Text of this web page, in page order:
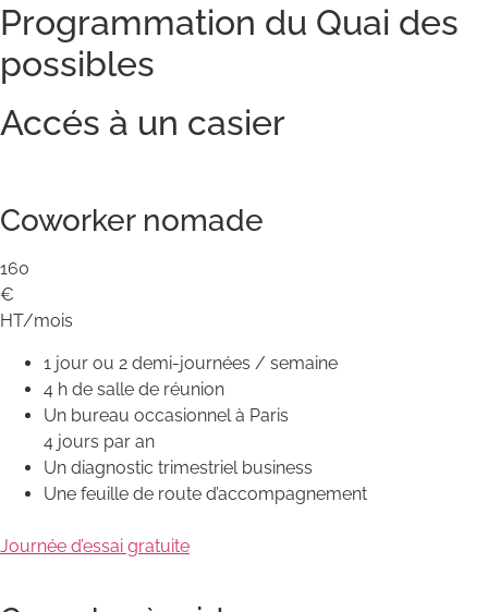
Programmation du Quai des
possibles
Accés à un casier
Coworker nomade
160
€
HT/mois
1 jour ou 2 demi-journées / semaine
4 h de salle de réunion
Un bureau occasionnel à Paris
4 jours par an
Un diagnostic trimestriel business
Une feuille de route d’accompagnement
Journée d’essai gratuite